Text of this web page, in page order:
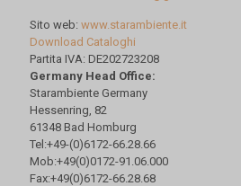
Sito web: www.starambiente.it
Download Cataloghi
Partita IVA: DE202723208
Germany Head Office:
Starambiente Germany
Hessenring, 82
61348 Bad Homburg
Tel:+49-(0)6172-66.28.66
Mob:+49(0)0172-91.06.000
Fax:+49(0)6172-66.28.68